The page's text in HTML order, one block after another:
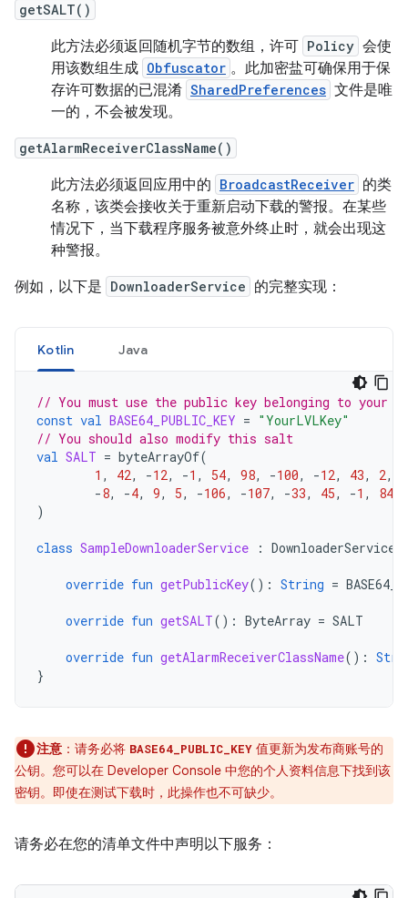
getSALT()
此方法必须返回随机字节的数组，许可 Policy 会使
用该数组生成 Obfuscator 。此加密盐可确保用于保
存许可数据的已混淆 SharedPreferences 文件是唯
一的，不会被发现。
getAlarmReceiverClassName()
此方法必须返回应用中的 BroadcastReceiver 的类
名称，该类会接收关于重新启动下载的警报。在某些
情况下，当下载程序服务被意外终止时，就会出现这
种警报。
例如，以下是 DownloaderService 的完整实现：
Kotlin Java
// You must use the public key belonging to your
const val BASE64_PUBLIC_KEY = "YourLVLKey"
// You should also modify this salt
val SALT = byteArrayOf(
1 , 42, -12, -1 , 54, 98, -100, -12, 43, 2,
-8, -4, 9, 5, -106, -107, -33, 45, -1 ,
84
)
class SampleDownloaderService : DownloaderService
override fun getPublicKey(): String =
override fun getSALT(): ByteArray = SALT
override fun getAlarmReceiverClassName():
}
注意 ：请务必将 BASE64_PUBLIC_KEY 值更新为发布商账号的
公钥。您可以在 Developer Console 中您的个人资料信息下找到该
密钥。即使在测试下载时，此操作也不可缺少。
请务必在您的清单文件中声明以下服务：